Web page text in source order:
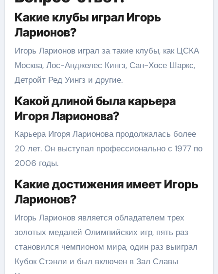
Какие клубы играл Игорь
Ларионов?
Игорь Ларионов играл за такие клубы, как ЦСКА
Москва, Лос-Анджелес Кингз, Сан-Хосе Шаркс,
Детройт Ред Уингз и другие.
Какой длиной была карьера
Игоря Ларионова?
Карьера Игоря Ларионова продолжалась более
20 лет. Он выступал профессионально с 1977 по
2006 годы.
Какие достижения имеет Игорь
Ларионов?
Игорь Ларионов является обладателем трех
золотых медалей Олимпийских игр, пять раз
становился чемпионом мира, один раз выиграл
Кубок Стэнли и был включен в Зал Славы